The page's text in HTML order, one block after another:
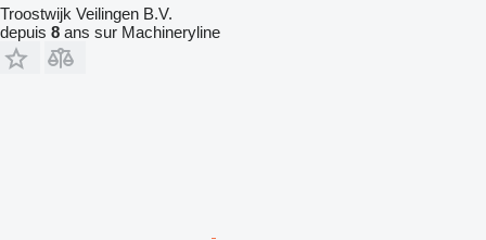
Troostwijk Veilingen B.V.
depuis 8 ans sur Machineryline